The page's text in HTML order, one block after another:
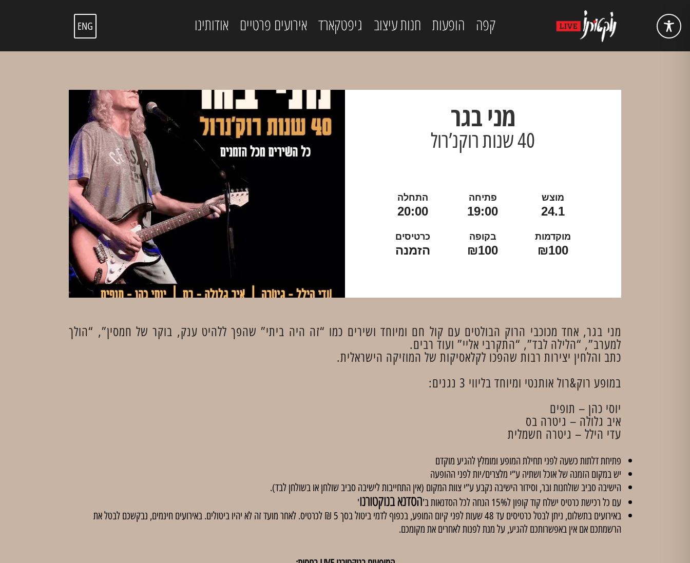
ENG קפה הופעות חנות עיצוב גיפטקארד אירועים פרטיים אודותינו
מני בגר
40 שנות רוקנ’רול
מוצש
24.1
פתיחה
19:00
התחלה
20:00
מוקדמות
₪100
בקופה
₪100
כרטיסים
הזמנה
מני בגר, אחד מכוכבי הרוק הבולטים עם קול חם ומיוחד ושירים כמו “זה היה ביתי” שהפך ללהיט ענק, בוקר של חמסין”, “הולך
למערב”, “הלילה לבד”, “התקרבי אליי” ועוד רבים.
כתב והלחין יצירות רבות שהפכו לקלאסיקות של המוזיקה הישראלית.
במופע רוק&רול אותנטי ומיוחד בליווי 3 נגנים:
יוסי כהן – תופים
איב גלולה – גיטרה בס
עדי הילל – גיטרה חשמלית
פתיחת דלתות כשעה לפני תחילת המופע ומומלץ להגיע מוקדם
יש במקום הזמנה של אוכל ושתיה ע”י מלצרים/יות לפני ההופעה
הישיבה סביב שולחנות ובר, וסידור הישיבה נקבע ע”י צוות המקום (אין התחייבות לישיבה סביב שולחן או בשולחן לבד).
עם כל רכישת כרטיס ישלח קוד קופון ל15% הנחה לכל הסדנאות ב'
הסדנא בנוקטורנו'
באירועים בתשלום, ניתן לבטל כרטיסים עד 48 שעות לפני קיום המופע, בכפוף לדמי ביטול בסך 5 ₪ לכרטיס. לאחר מועד זה לא יהיו ביטולים. באירועים חינמים, נבקשכם לבטל את
הרשמתכם אם אין באפשרותכם להגיע, על מנת לפנות לאחרים את מקומכם.